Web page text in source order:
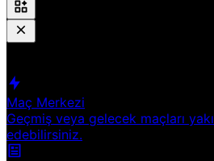
Maç Merkezi
Geçmiş veya gelecek maçları
edebilirsiniz.